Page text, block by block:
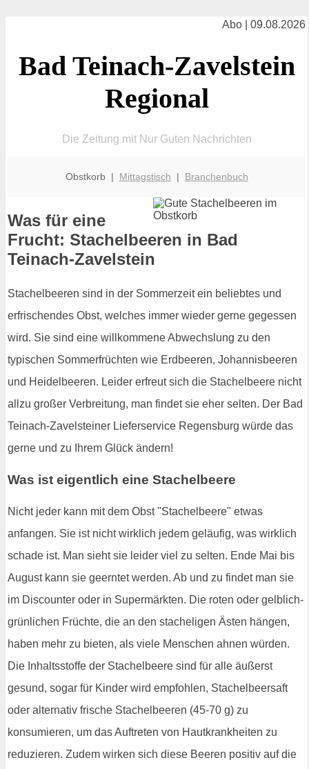
Abo | 09.08.2026
Bad Teinach-Zavelstein
Regional
Die Zeitung mit Nur Guten Nachrichten
Obstkorb | Mittagstisch | Branchenbuch
Was für eine
Frucht: Stachelbeeren in Bad
Teinach-Zavelstein
Stachelbeeren sind in der Sommerzeit ein beliebtes und
erfrischendes Obst, welches immer wieder gerne gegessen
wird. Sie sind eine willkommene Abwechslung zu den
typischen Sommerfrüchten wie Erdbeeren, Johannisbeeren
und Heidelbeeren. Leider erfreut sich die Stachelbeere nicht
allzu großer Verbreitung, man findet sie eher selten. Der Bad
Teinach-Zavelsteiner Lieferservice Regensburg würde das
gerne und zu Ihrem Glück ändern!
Was ist eigentlich eine Stachelbeere
Nicht jeder kann mit dem Obst "Stachelbeere" etwas
anfangen. Sie ist nicht wirklich jedem geläufig, was wirklich
schade ist. Man sieht sie leider viel zu selten. Ende Mai bis
August kann sie geerntet werden. Ab und zu findet man sie
im Discounter oder in Supermärkten. Die roten oder gelblich-
grünlichen Früchte, die an den stacheligen Ästen hängen,
haben mehr zu bieten, als viele Menschen ahnen würden.
Die Inhaltsstoffe der Stachelbeere sind für alle äußerst
gesund, sogar für Kinder wird empfohlen, Stachelbeersaft
oder alternativ frische Stachelbeeren (45-70 g) zu
konsumieren, um das Auftreten von Hautkrankheiten zu
reduzieren. Zudem wirken sich diese Beeren positiv auf die